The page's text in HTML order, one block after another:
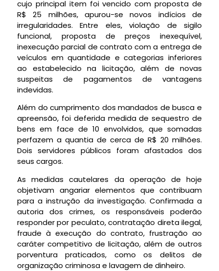
cujo principal item foi vencido com proposta de
R$ 25 milhões, apurou-se novos indícios de
irregularidades. Entre eles, violação de sigilo
funcional, proposta de preços inexequível,
inexecução parcial de contrato com a entrega de
veículos em quantidade e categorias inferiores
ao estabelecido na licitação, além de novas
suspeitas de pagamentos de vantagens
indevidas.
Além do cumprimento dos mandados de busca e
apreensão, foi deferida medida de sequestro de
bens em face de 10 envolvidos, que somadas
perfazem a quantia de cerca de R$ 20 milhões.
Dois servidores públicos foram afastados dos
seus cargos.
As medidas cautelares da operação de hoje
objetivam angariar elementos que contribuam
para a instrução da investigação. Confirmada a
autoria dos crimes, os responsáveis poderão
responder por peculato, contratação direta ilegal,
fraude à execução do contrato, frustração ao
caráter competitivo de licitação, além de outros
porventura praticados, como os delitos de
organização criminosa e lavagem de dinheiro.